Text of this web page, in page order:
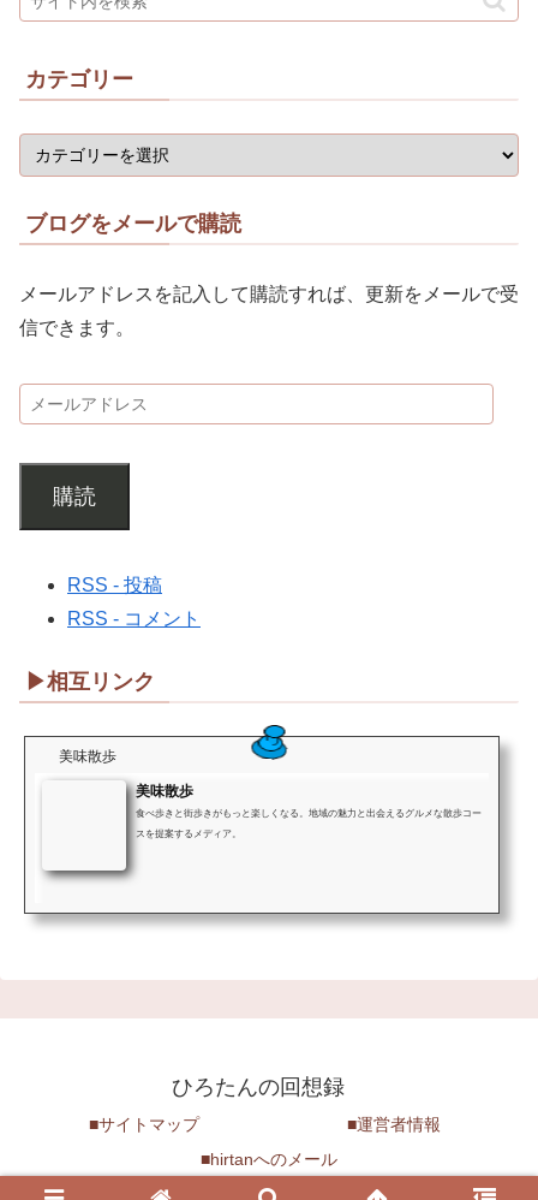
カテゴリー
ブログをメールで購読
メールアドレスを記入して購読すれば、更新をメールで受
信できます。
購読
RSS - 投稿
RSS - コメント
▶相互リンク
美味散歩
美味散歩
食べ歩きと街歩きがもっと楽しくなる。地域の魅力と出会えるグルメな散歩コー
スを提案するメディア。
ひろたんの回想録
■サイトマップ
■運営者情報
■hirtanへのメール